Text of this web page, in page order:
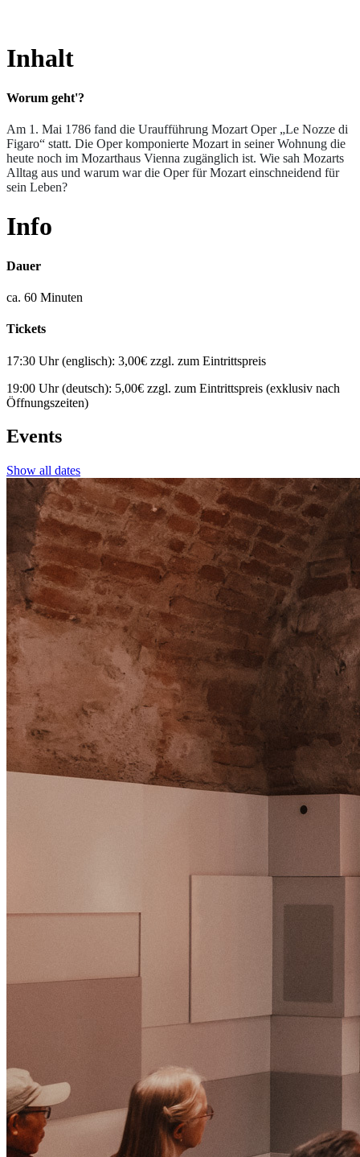
Inhalt
Worum geht'?
Am 1. Mai 1786 fand die Uraufführung Mozart Oper „Le Nozze di
Figaro“ statt. Die Oper komponierte Mozart in seiner Wohnung die
heute noch im Mozarthaus Vienna zugänglich ist. Wie sah Mozarts
Alltag aus und warum war die Oper für Mozart einschneidend für
sein Leben?
Info
Dauer
ca. 60 Minuten
Tickets
17:30 Uhr (englisch): 3,00€ zzgl. zum Eintrittspreis
19:00 Uhr (deutsch): 5,00€ zzgl. zum Eintrittspreis (exklusiv nach
Öffnungszeiten)
Events
Show all dates